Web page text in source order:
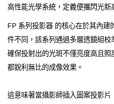
高性能光學系統，定義便攜閃光新
FP 系列投影器 的核心在於其內建
件不同，該系列通過多層透鏡組校
確保投射出的光斑不僅亮度高且
都銳利無比的成像效果。
這意味著當攝影師插入圖案投影